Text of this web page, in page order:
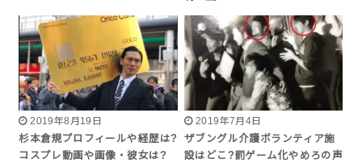
2019年8月19日
杉本倉規プロフィールや経歴は?
コスプレ動画や画像・彼女は?
2019年7月4日
ザブングル介護ボランティア施
設はどこ?罰ゲーム化やめろの声